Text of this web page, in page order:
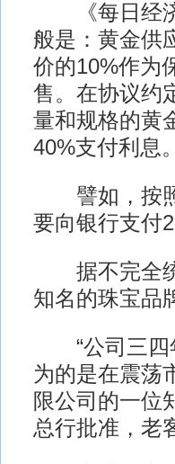
《每日经济
般是：黄金供
价的10%作为
售。在协议约
量和规格的黄
40%支付利息。
譬如，按照
要向银行支付
据不完全统
知名的珠宝品
“公司三四
为的是在震荡
限公司的一位
总行批准，老